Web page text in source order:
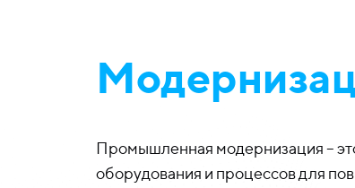
Промышленная модернизация –
оборудования и процессов для